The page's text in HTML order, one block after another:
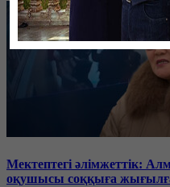
Мектептегі әлімжеттік:
оқушысы соққыға